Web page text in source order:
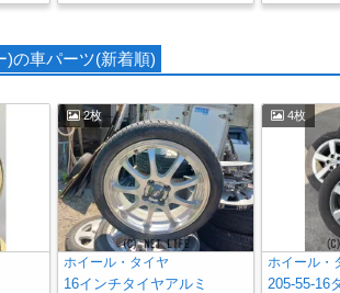
)の車パーツ(新着順)
2枚
ホイール・タイヤ
16インチタイヤアルミ
4枚
ホイール・
205-55-16